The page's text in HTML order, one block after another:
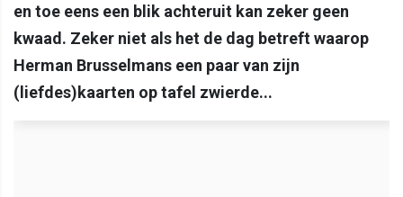
en toe eens een blik achteruit kan zeker geen
kwaad. Zeker niet als het de dag betreft waarop
Herman Brusselmans een paar van zijn
(liefdes)kaarten op tafel zwierde...